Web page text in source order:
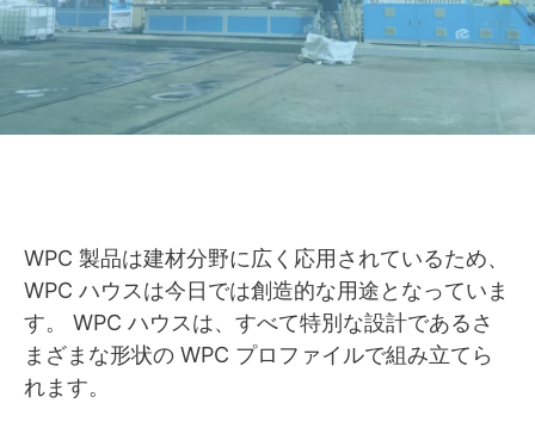
WPC 製品は建材分野に広く応用されているため、
WPC ハウスは今日では創造的な用途となっていま
す。 WPC ハウスは、すべて特別な設計であるさ
まざまな形状の WPC プロファイルで組み立てら
れます。